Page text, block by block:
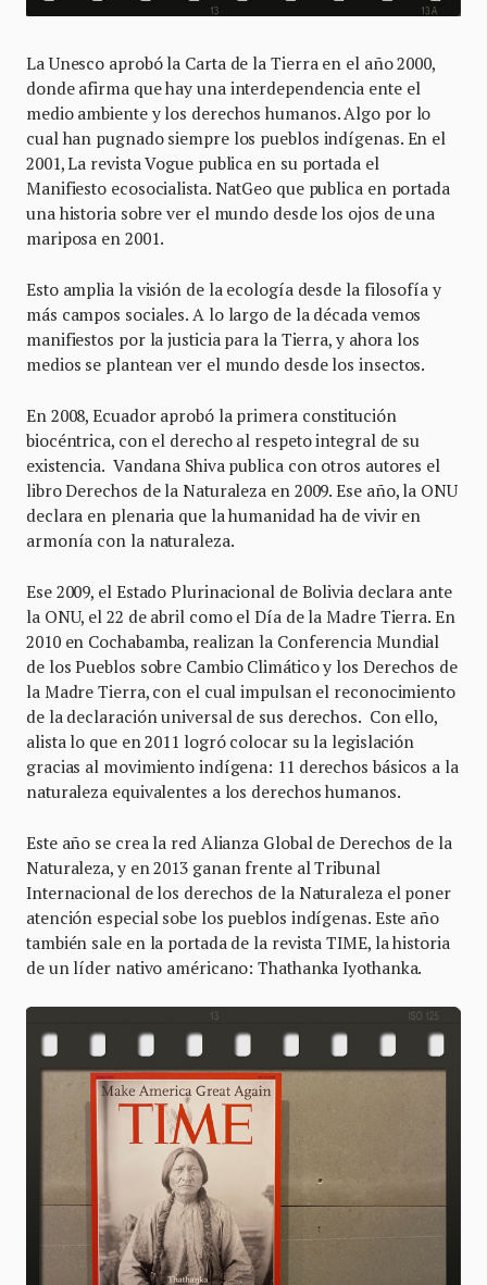
La Unesco aprobó la Carta de la Tierra en el año 2000,
donde afirma que hay una interdependencia ente el
medio ambiente y los derechos humanos. Algo por lo
cual han pugnado siempre los pueblos indígenas. En el
2001, La revista Vogue publica en su portada el
Manifiesto ecosocialista. NatGeo que publica en portada
una historia sobre ver el mundo desde los ojos de una
mariposa en 2001.
Esto amplia la visión de la ecología desde la filosofía y
más campos sociales. A lo largo de la década vemos
manifiestos por la justicia para la Tierra, y ahora los
medios se plantean ver el mundo desde los insectos.
En 2008, Ecuador aprobó la primera constitución
biocéntrica, con el derecho al respeto integral de su
existencia. Vandana Shiva publica con otros autores el
libro Derechos de la Naturaleza en 2009. Ese año, la ONU
declara en plenaria que la humanidad ha de vivir en
armonía con la naturaleza.
Ese 2009, el Estado Plurinacional de Bolivia declara ante
la ONU, el 22 de abril como el Día de la Madre Tierra. En
2010 en Cochabamba, realizan la Conferencia Mundial
de los Pueblos sobre Cambio Climático y los Derechos de
la Madre Tierra, con el cual impulsan el reconocimiento
de la declaración universal de sus derechos. Con ello,
alista lo que en 2011 logró colocar su la legislación
gracias al movimiento indígena: 11 derechos básicos a la
naturaleza equivalentes a los derechos humanos.
Este año se crea la red Alianza Global de Derechos de la
Naturaleza, y en 2013 ganan frente al Tribunal
Internacional de los derechos de la Naturaleza el poner
atención especial sobe los pueblos indígenas. Este año
también sale en la portada de la revista TIME, la historia
de un líder nativo américano: Thathanka Iyothanka.